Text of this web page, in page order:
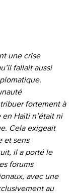
une crise
fallait aussi
fortement à
Haïti n’était ni
Cela exigeait
et sens
il a porté le
forums
avec une
au